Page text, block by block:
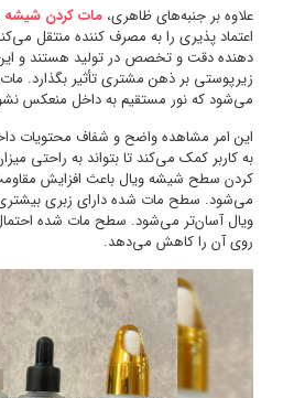
علاوه بر جنبه‌های ظاهری، مات کردن شیشه
اعتماد پذیری را به مصرف کننده منتقل
‌دهنده دقت و تخصص در تولید هستند و این
زیرپوستی بر ذهن مشتری تأثیر بگذارد.
می‌شود که نور مستقیم به داخل منعکس
این امر مشاهده واضح و شفاف محتویات
به کاربر کمک می‌کند تا بتواند به راحتی
کردن سطح شیشه ویال باعث افزایش
می‌شود. سطح مات شده دارای زبری
ویال آسان‌تر می‌شود. سطح مات شده
روی آن را کاهش می‌دهد.